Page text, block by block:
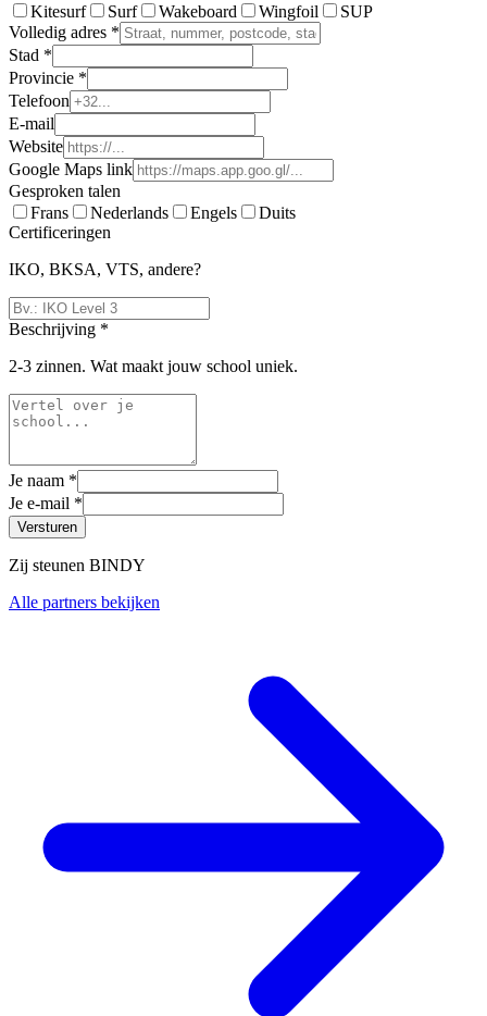
Kitesurf
Surf Wakeboard Wingfoil
SUP
Volledig adres *
Stad *
Provincie *
Telefoon
E-mail
Website
Google Maps link
Gesproken talen
Frans
Nederlands Engels
Duits
Certificeringen
IKO, BKSA, VTS, andere?
Beschrijving *
2-3 zinnen. Wat maakt jouw school uniek.
Je naam *
Je e-mail *
Versturen
Zij steunen BINDY
Alle partners bekijken